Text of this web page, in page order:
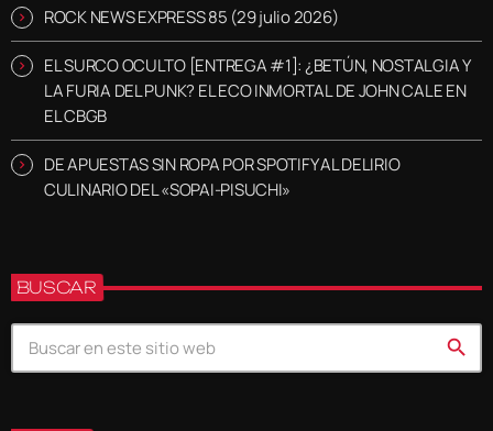
ROCK NEWS EXPRESS 85 (29 julio 2026)
EL SURCO OCULTO [ENTREGA #1]: ¿BETÚN, NOSTALGIA Y
LA FURIA DEL PUNK? EL ECO INMORTAL DE JOHN CALE EN
EL CBGB
DE APUESTAS SIN ROPA POR SPOTIFY AL DELIRIO
CULINARIO DEL «SOPAI-PISUCHI»
BUSCAR
search